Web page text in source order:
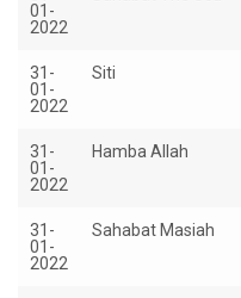
01-
2022
31-
01-
2022
Siti
31-
01-
2022
Hamba Allah
31-
01-
2022
Sahabat Masiah